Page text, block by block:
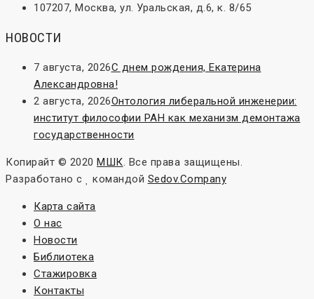
107207, Москва, ул. Уральская, д.6, к. 8/65
НОВОСТИ
7 августа, 2026С днем рождения, Екатерина
Александровна!
2 августа, 2026Онтология либеральной инженерии:
институт философии РАН как механизм демонтажа
государственности
Копирайт © 2020 МШК. Все права защищены.
Разработано с
командой Sedov.Company
Карта сайта
О нас
Новости
Библиотека
Стажировка
Контакты